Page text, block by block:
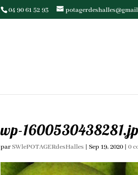
04 90 61 52 93
wp-
parSWlePOTAGERdesHalles |Sep 19, 2020 |0